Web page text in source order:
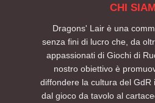
CHI
Dragons' Lair è una
senza fini di lucro che, da
appassionati di Giochi di
nostro obiettivo è
diffondere la cultura del GdR
dal gioco da tavolo al